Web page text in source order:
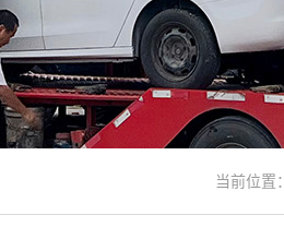
当前位置：